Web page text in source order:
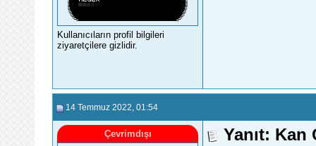
Kullanıcıların profil bilgileri
ziyaretçilere gizlidir.
14 Temmuz 2022 , 01:54
Çevrimdışı Yanıt: